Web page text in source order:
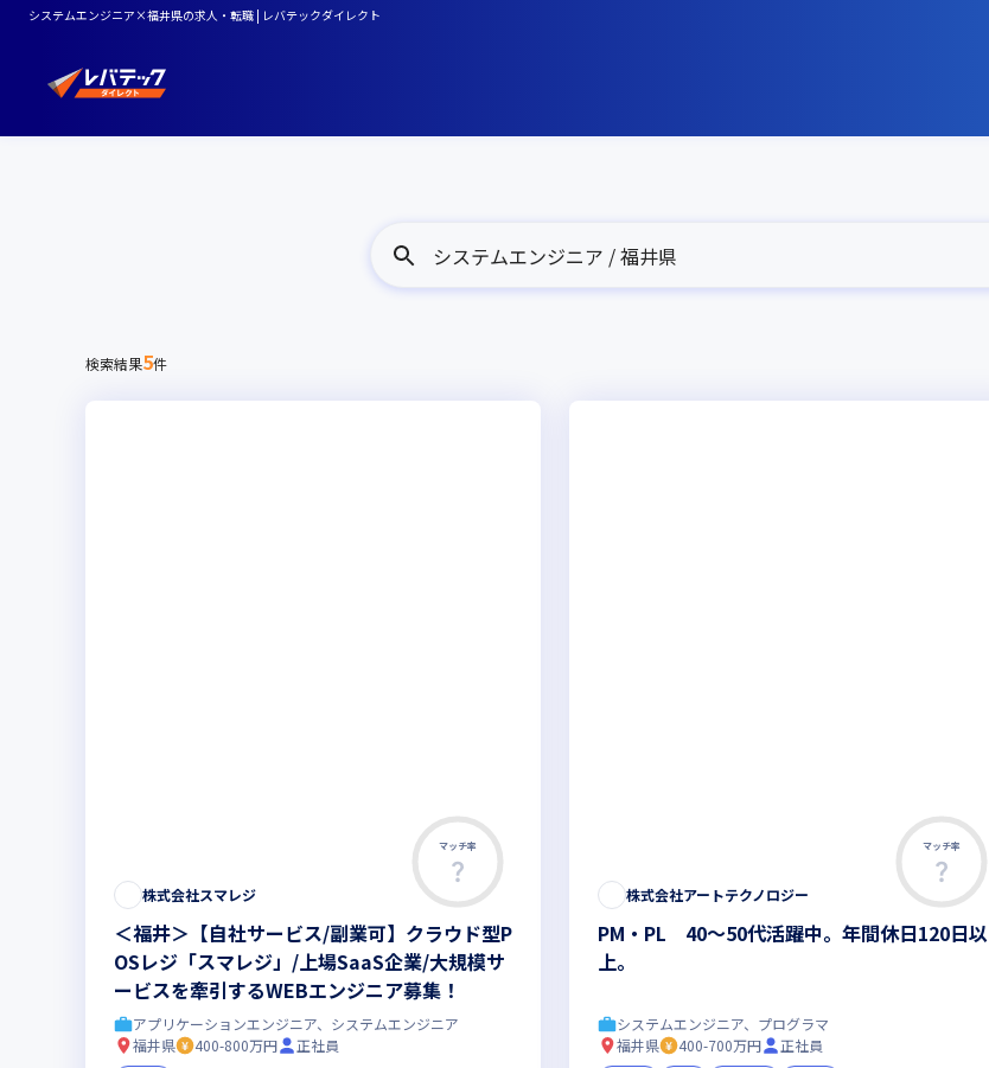
システムエンジニア×福井県の求人・転職 | レバテックダイレクト
システムエンジニア / 福井県
検索結果5件
マッチ率
株式会社スマレジ
＜福井＞【自社サービス/副業可】クラウド型P
OSレジ「スマレジ」/上場SaaS企業/大規模サ
ービスを牽引するWEBエンジニア募集！
アプリケーションエンジニア、システムエンジニア
福井県
400-800万円
正社員
マッチ率
株式会社アートテクノロジー
PM・PL 40～50代活躍中。年間休日120日以
上。
システムエンジニア、プログラマ
福井県
400-700万円
正社員